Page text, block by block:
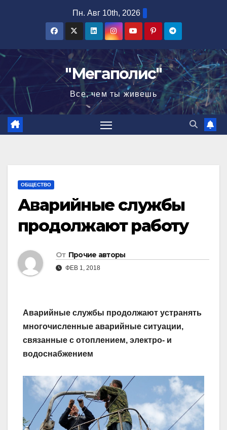
Пн. Авг 10th, 2026
"Мегаполис"
Все, чем ты живешь
ОБЩЕСТВО
Аварийные службы
продолжают работу
От Прочие авторы
ФЕВ 1, 2018
Аварийные службы продолжают устранять
многочисленные аварийные ситуации,
связанные с отоплением, электро- и
водоснабжением